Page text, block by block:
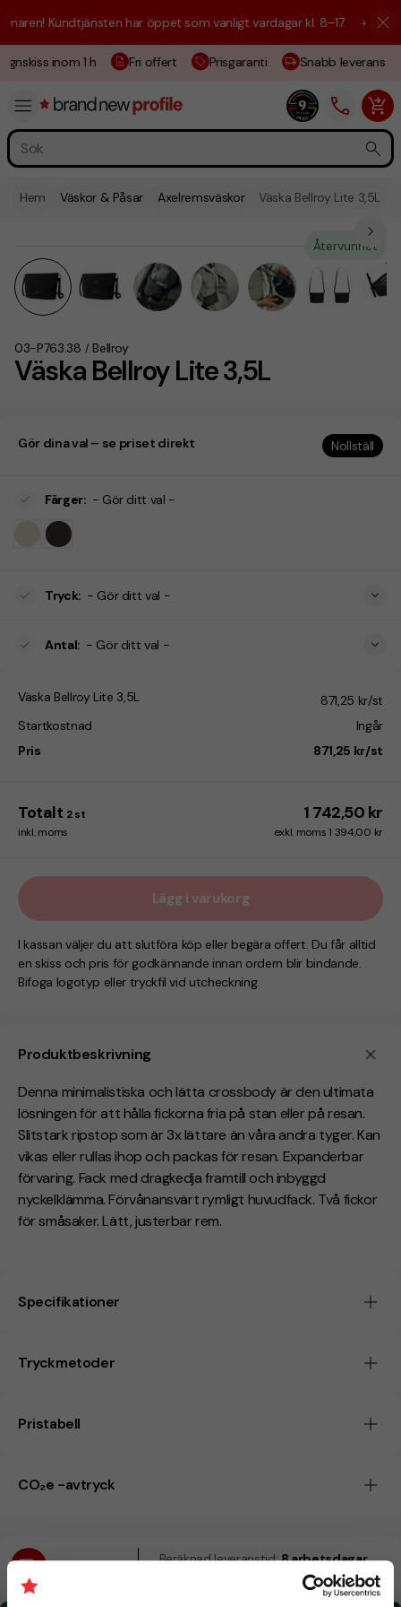
Kundtjänsten har öppet som vanligt vardagar kl. 8–17. ☀️ Vi är
inom 1 h Fri offert Prisgaranti Snabb leverans
Hem Väskor & Påsar Axelremsväskor Väska Bellroy Lite 3,5L
Väska Bellroy Lite 3,5L
03-P763.38 / Bellroy
Återvunnet
Produktbeskrivning
Denna minimalistiska och lätta crossbody är den ultimata
lösningen för att hålla fickorna fria på stan eller på resan.
Slitstark ripstop som är 3x lättare än våra andra tyger. Kan
vikas eller rullas ihop och packas för resan. Expanderbar
förvaring. Fack med dragkedja framtill och inbyggd
nyckelklämma. Förvånansvärt rymligt huvudfack. Två fickor
för småsaker. Lätt, justerbar rem.
Specifikationer
Tryckmetoder
Pristabell
CO₂e -avtryck
Gör dina val – se priset direkt Nollställ
Färger: - Gör ditt val -
Tryck: - Gör ditt val -
Antal: - Gör ditt val -
Väska Bellroy Lite 3,5L
871,25 kr/st
Startkostnad
Ingår
Pris
871,25 kr/st
Totalt 2 st 1 742,50 kr
inkl. moms exkl. moms 1 394,00 kr
Lägg i varukorg
I kassan väljer du att slutföra köp eller begära offert. Du får alltid
en skiss och pris för godkännande innan ordern blir bindande.
Bifoga logotyp eller tryckfil vid utcheckning.
19 Augusti Beräknad leveranstid: 8 arbetsdagar
Snabbare leverans? Kontakta oss.